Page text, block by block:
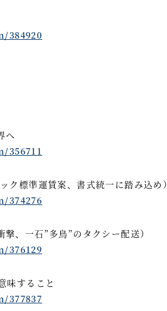
384920
へ
ク標準運賃案、書式統一に踏み込め）
374276
、一石”多鳥”のタクシー配送）
376129
味すること
377837